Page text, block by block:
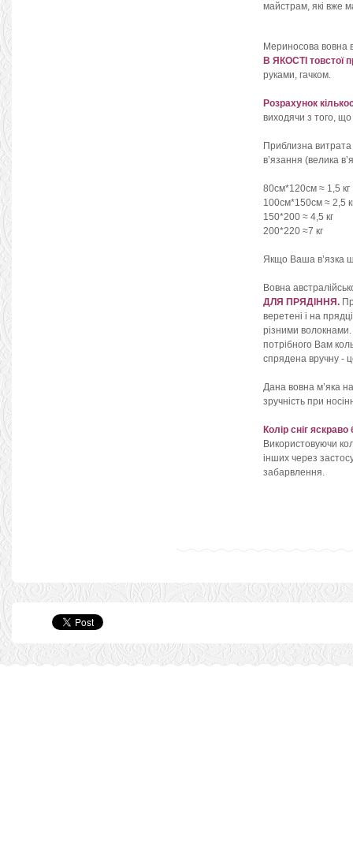
майстрам, які вже
Мериносова вовна
В ЯКОСТІ товстої
руками, гачком.
Розрахунок
виходячи з того,
Приблизна
в’язання (велика
80см*120см ≈ 1,5 кг
100см*150см ≈ 2,5
150*200 ≈ 4,5 кг
200*220 ≈7 кг
Якщо Ваша в’язка
Вовна
ДЛЯ ПРЯДІННЯ.
веретені і на
різними
потрібного Вам
спрядена вручну -
Дана вовна м’яка
зручність при
Колір сніг
Використовуючи
інших через
забарвлення.